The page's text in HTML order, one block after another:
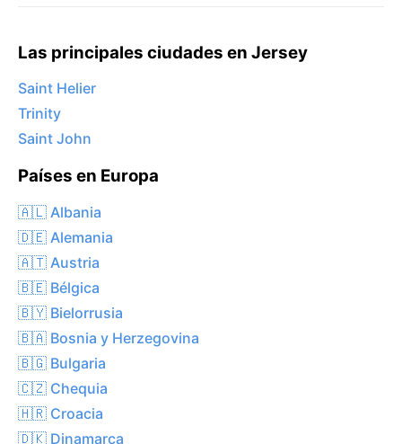
Las principales ciudades en Jersey
Saint Helier
Trinity
Saint John
Países en Europa
🇦🇱 Albania
🇩🇪 Alemania
🇦🇹 Austria
🇧🇪 Bélgica
🇧🇾 Bielorrusia
🇧🇦 Bosnia y Herzegovina
🇧🇬 Bulgaria
🇨🇿 Chequia
🇭🇷 Croacia
🇩🇰 Dinamarca